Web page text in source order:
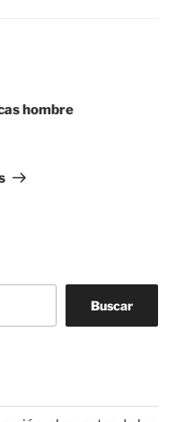
hombre
Buscar